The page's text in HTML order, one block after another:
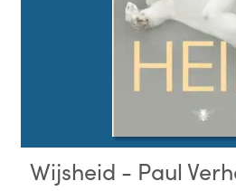
Wijsheid - Paul